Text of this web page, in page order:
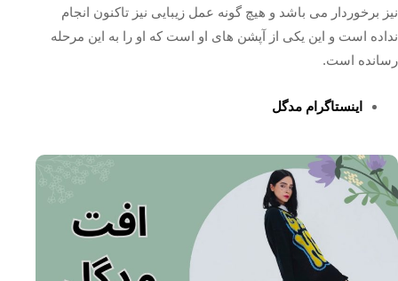
نیز برخوردار می باشد و هیچ گونه عمل زیبایی نیز تاکنون انجام
نداده است و این یکی از آپشن های او است که او را به این مرحله
رسانده است.
اینستاگرام مدگل